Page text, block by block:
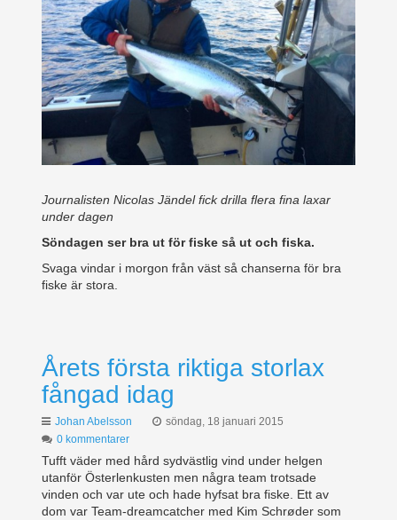
Journalisten Nicolas Jändel fick drilla flera fina laxar
under dagen
Söndagen ser bra ut för fiske så ut och fiska.
Svaga vindar i morgon från väst så chanserna för bra
fiske är stora.
Årets första riktiga storlax
fångad idag
Johan Abelsson
söndag, 18 januari 2015
0 kommentarer
Tufft väder med hård sydvästlig vind under helgen
utanför Österlenkusten men några team trotsade
vinden och var ute och hade hyfsat bra fiske. Ett av
dom var Team-dreamcatcher med Kim Schrøder som